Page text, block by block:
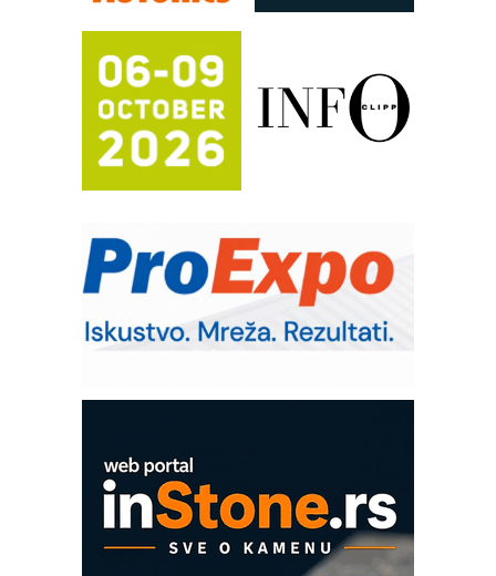
Trajna oznaka kao dugoročna korist
Bezbednost na prvom mestu!
IB BLUMENAUER - više od 40 godina
poverenja u industriji
COMBYPACK
– Pametna signalizacija za efikasnije
upravljanje mašinama
Sigurnije ispitivanje transformatora u
solarnim elektranama i vetroparkovima
Pranje točkova na gradilištu- standard
ROSA i SCHUNK podižu proizvodnju
Detekcija različitih oblika
MAREX - Lim i mašine za savremena
rešenja
Marcom-plast d.o.o.- vaš pouzdan